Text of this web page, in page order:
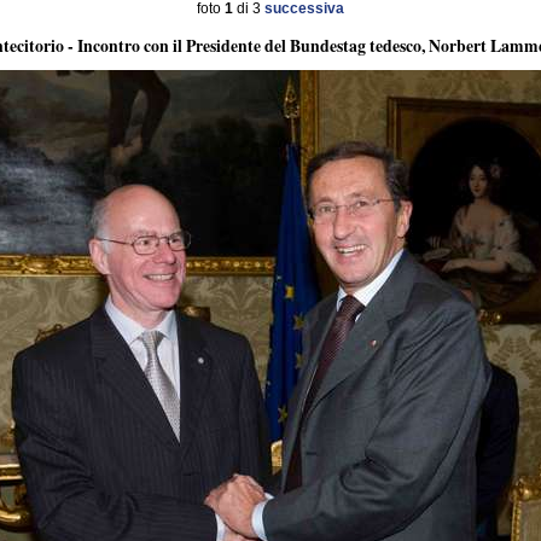
foto 1 di 3 successiva
- Incontro con il Presidente del Bundestag tedesco, Norbert